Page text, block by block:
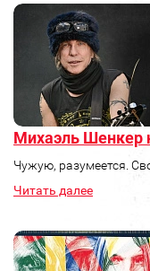
Михаэль Шенкер
Чужую, разумеется.
Читать далее